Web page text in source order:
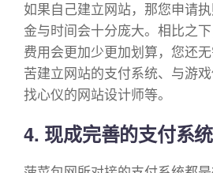
如果自己建立网站，那您申请
金与时间会十分庞大。相比之
费用会更加少更加划算，您还
苦建立网站的支付系统、与游
找心仪的网站设计师等。
4. 现成完善的支付系统